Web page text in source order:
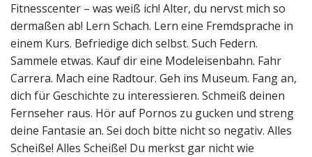
Fitnesscenter – was weiß ich! Alter, du nervst mich so
dermaßen ab! Lern Schach. Lern eine Fremdsprache in
einem Kurs. Befriedige dich selbst. Such Federn.
Sammele etwas. Kauf dir eine Modeleisenbahn. Fahr
Carrera. Mach eine Radtour. Geh ins Museum. Fang an,
dich für Geschichte zu interessieren. Schmeiß deinen
Fernseher raus. Hör auf Pornos zu gucken und streng
deine Fantasie an. Sei doch bitte nicht so negativ. Alles
Scheiße! Alles Scheiße! Du merkst gar nicht wie